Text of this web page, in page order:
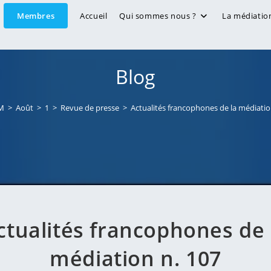
Membres Accueil Qui sommes nous ? La
Blog
> Août > 1 > Revue de presse > Actualités francophones de la
francophones de
médiation n. 107